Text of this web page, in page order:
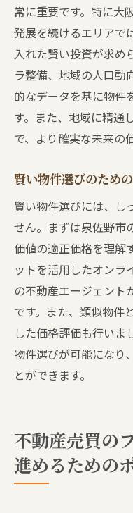
常に重要です。特に大
発展を続けるエリアで
入れた賢い投資が求め
ラ整備、地域の人口動
的なデータを基に物件
す。また、地域に精通
で、より確実な未来の
賢い物件選びのため
賢い物件選びには、し
せん。まずは泉佐野市
価値の適正価格を理解
ットを活用したオンラ
の不動産エージェント
です。また、類似物件
した価格評価も行いま
物件選びが可能になり
とができます。
不動産売買の
進めるための